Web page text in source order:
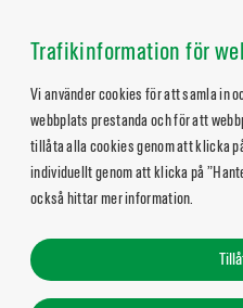
Trafikinformation för
Vi använder cookies för att samla in
webbplats prestanda och för att
tillåta alla cookies genom att klicka
individuellt genom att klicka på
också hittar mer information.